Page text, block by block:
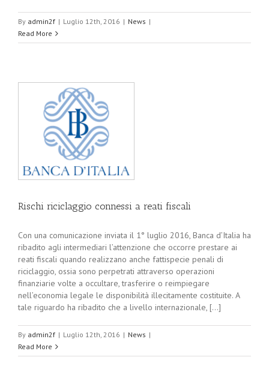
By admin2f | Luglio 12th, 2016 | News |
Read More
Rischi riciclaggio connessi a reati fiscali
Con una comunicazione inviata il 1° luglio 2016, Banca d’Italia ha
ribadito agli intermediari l’attenzione che occorre prestare ai
reati fiscali quando realizzano anche fattispecie penali di
riciclaggio, ossia sono perpetrati attraverso operazioni
finanziarie volte a occultare, trasferire o reimpiegare
nell’economia legale le disponibilità illecitamente costituite. A
tale riguardo ha ribadito che a livello internazionale, [...]
By admin2f | Luglio 12th, 2016 | News |
Read More